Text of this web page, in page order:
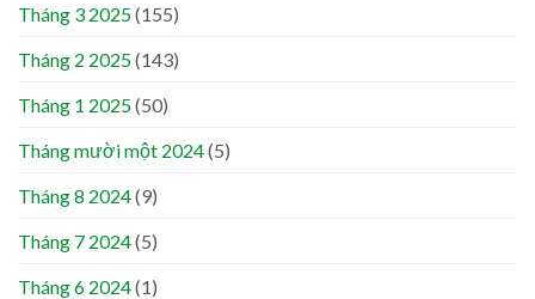
Tháng 3 2025(155)
Tháng 2 2025(143)
Tháng 1 2025(50)
Tháng mười một 2024(5)
Tháng 8 2024(9)
Tháng 7 2024(5)
Tháng 6 2024(1)